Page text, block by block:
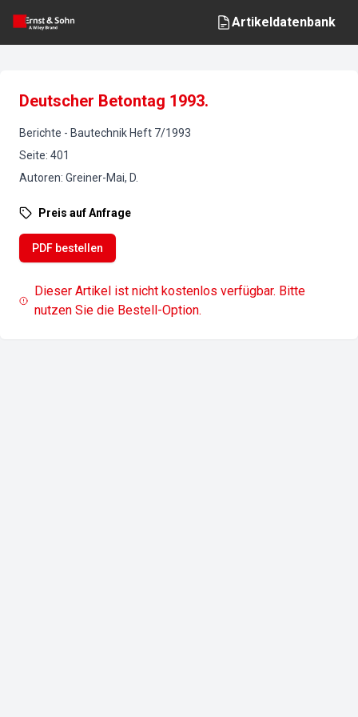
Artikeldatenbank
Deutscher Betontag 1993.
Berichte - Bautechnik Heft 7/1993
Seite: 401
Autoren: Greiner-Mai, D.
Preis auf Anfrage
PDF bestellen
Dieser Artikel ist nicht kostenlos verfügbar. Bitte
nutzen Sie die Bestell-Option.